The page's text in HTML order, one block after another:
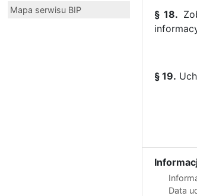
Mapa serwisu BIP
§ 18.
§ 19.
Data